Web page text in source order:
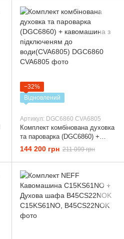
−32%
Відновлений
Артикул: DGC6860 CVA6805
Комплект комбінована духовка
та пароварка (DGC6860) +
кавомашина з підключеням до
води(CVA6805)
144 200 грн 211 099 грн